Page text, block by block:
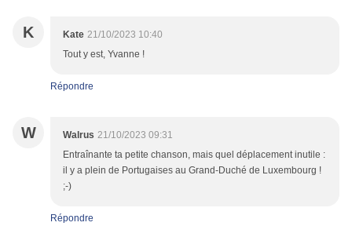
K Kate 21/10/2023 10:40
Tout y est, Yvanne !
Répondre
W Walrus 21/10/2023 09:31
Entraînante ta petite chanson, mais quel déplacement inutile :
il y a plein de Portugaises au Grand-Duché de Luxembourg !
;-)
Répondre